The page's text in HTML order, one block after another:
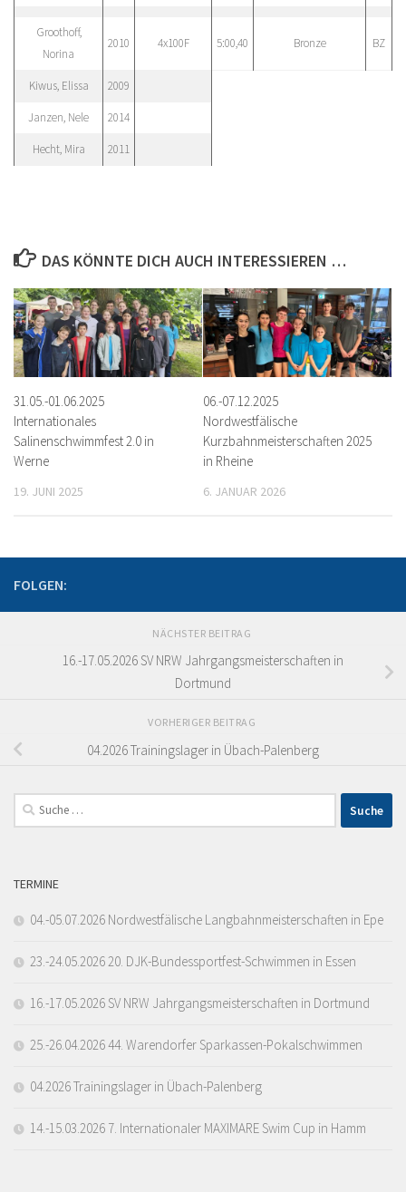
Groothoff,
Norina
2010 4x100F 5:00,40 Bronze BZ
Kiwus, Elissa 2009
Janzen, Nele 2014
Hecht, Mira 2011
DAS KÖNNTE DICH AUCH INTERESSIEREN …
31.05.-01.06.2025
Internationales
Salinenschwimmfest 2.0 in
Werne
19. JUNI 2025
06.-07.12.2025
Nordwestfälische
Kurzbahnmeisterschaften 2025
in Rheine
6. JANUAR 2026
FOLGEN:
NÄCHSTER BEITRAG
16.-17.05.2026 SV NRW Jahrgangsmeisterschaften in
Dortmund
VORHERIGER BEITRAG
04.2026 Trainingslager in Übach-Palenberg
Suche
nach:
TERMINE
04.-05.07.2026 Nordwestfälische Langbahnmeisterschaften in Epe
23.-24.05.2026 20. DJK-Bundessportfest-Schwimmen in Essen
16.-17.05.2026 SV NRW Jahrgangsmeisterschaften in Dortmund
25.-26.04.2026 44. Warendorfer Sparkassen-Pokalschwimmen
04.2026 Trainingslager in Übach-Palenberg
14.-15.03.2026 7. Internationaler MAXIMARE Swim Cup in Hamm